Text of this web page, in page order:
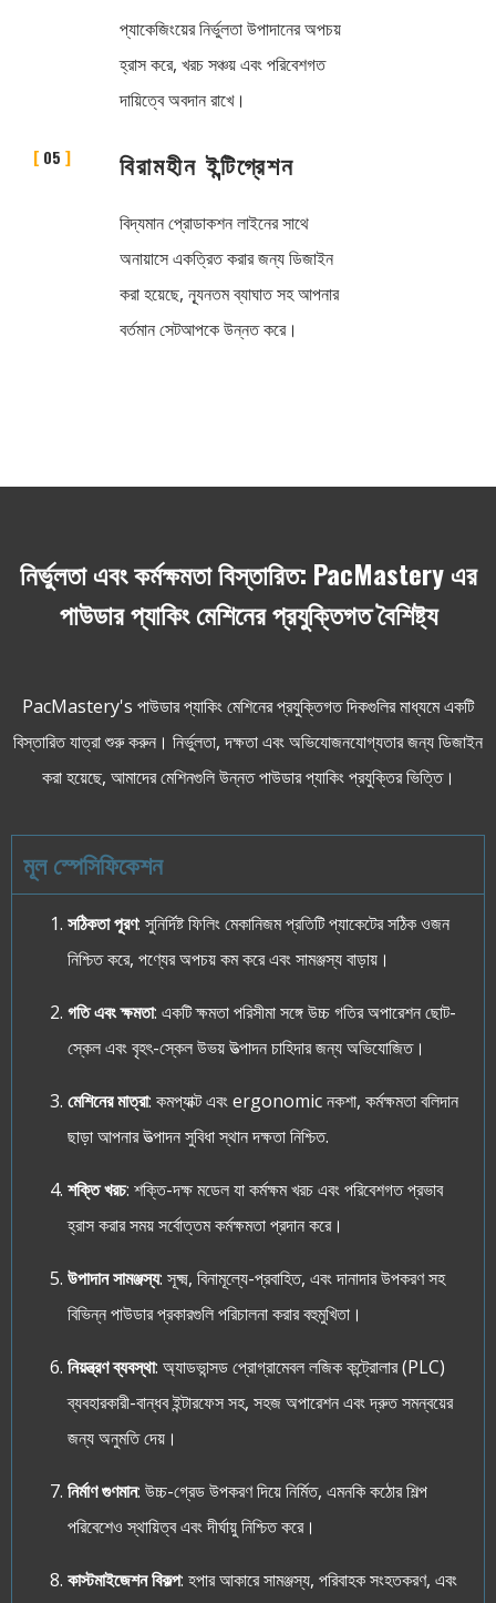
প্যাকেজিংয়ের নির্ভুলতা উপাদানের অপচয়
হ্রাস করে, খরচ সঞ্চয় এবং পরিবেশগত
দায়িত্বে অবদান রাখে।
05 বিরামহীন ইন্টিগ্রেশন
বিদ্যমান প্রোডাকশন লাইনের সাথে
অনায়াসে একত্রিত করার জন্য ডিজাইন
করা হয়েছে, ন্যূনতম ব্যাঘাত সহ আপনার
বর্তমান সেটআপকে উন্নত করে।
নির্ভুলতা এবং কর্মক্ষমতা বিস্তারিত: PacMastery এর
পাউডার প্যাকিং মেশিনের প্রযুক্তিগত বৈশিষ্ট্য
PacMastery's পাউডার প্যাকিং মেশিনের প্রযুক্তিগত দিকগুলির মাধ্যমে একটি
বিস্তারিত যাত্রা শুরু করুন। নির্ভুলতা, দক্ষতা এবং অভিযোজনযোগ্যতার জন্য ডিজাইন
করা হয়েছে, আমাদের মেশিনগুলি উন্নত পাউডার প্যাকিং প্রযুক্তির ভিত্তি।
মূল স্পেসিফিকেশন
সঠিকতা পূরণ: সুনির্দিষ্ট ফিলিং মেকানিজম প্রতিটি প্যাকেটের সঠিক ওজন
নিশ্চিত করে, পণ্যের অপচয় কম করে এবং সামঞ্জস্য বাড়ায়।
গতি এবং ক্ষমতা: একটি ক্ষমতা পরিসীমা সঙ্গে উচ্চ গতির অপারেশন ছোট-
স্কেল এবং বৃহৎ-স্কেল উভয় উত্পাদন চাহিদার জন্য অভিযোজিত।
মেশিনের মাত্রা: কমপ্যাক্ট এবং ergonomic নকশা, কর্মক্ষমতা বলিদান
ছাড়া আপনার উত্পাদন সুবিধা স্থান দক্ষতা নিশ্চিত.
শক্তি খরচ: শক্তি-দক্ষ মডেল যা কর্মক্ষম খরচ এবং পরিবেশগত প্রভাব
হ্রাস করার সময় সর্বোত্তম কর্মক্ষমতা প্রদান করে।
উপাদান সামঞ্জস্য: সূক্ষ্ম, বিনামূল্যে-প্রবাহিত, এবং দানাদার উপকরণ সহ
বিভিন্ন পাউডার প্রকারগুলি পরিচালনা করার বহুমুখিতা।
নিয়ন্ত্রণ ব্যবস্থা: অ্যাডভান্সড প্রোগ্রামেবল লজিক কন্ট্রোলার (PLC)
ব্যবহারকারী-বান্ধব ইন্টারফেস সহ, সহজ অপারেশন এবং দ্রুত সমন্বয়ের
জন্য অনুমতি দেয়।
নির্মাণ গুণমান: উচ্চ-গ্রেড উপকরণ দিয়ে নির্মিত, এমনকি কঠোর শিল্প
পরিবেশেও স্থায়িত্ব এবং দীর্ঘায়ু নিশ্চিত করে।
কাস্টমাইজেশন বিকল্প: হপার আকারে সামঞ্জস্য, পরিবাহক সংহতকরণ, এবং